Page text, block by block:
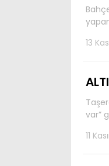
13
var”
11